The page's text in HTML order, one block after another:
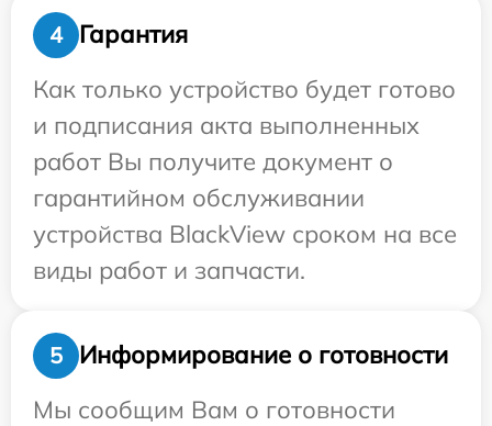
4
Гарантия
Как только устройство будет готово
и подписания акта выполненных
работ Вы получите документ о
гарантийном обслуживании
устройства BlackView сроком на все
виды работ и запчасти.
5
Информирование о готовности
Мы сообщим Вам о готовности